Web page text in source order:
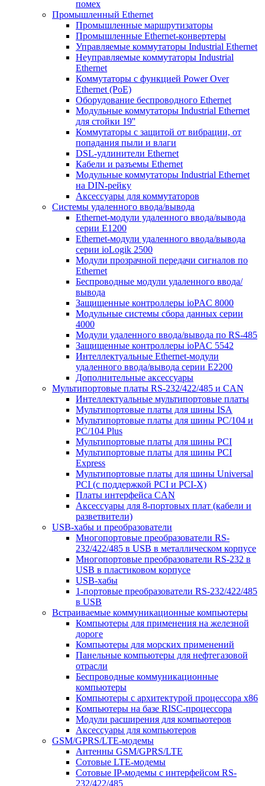
помех
Промышленный Ethernet
Промышленные маршрутизаторы
Промышленные Ethernet-конвертеры
Управляемые коммутаторы Industrial Ethernet
Неуправляемые коммутаторы Industrial
Ethernet
Коммутаторы с функцией Power Over
Ethernet (PoE)
Оборудование беспроводного Ethernet
Модульные коммутаторы Industrial Ethernet
для стойки 19''
Коммутаторы с защитой от вибрации, от
попадания пыли и влаги
DSL-удлинители Ethernet
Кабели и разъемы Ethernet
Модульные коммутаторы Industrial Ethernet
на DIN-рейку
Аксессуары для коммутаторов
Системы удаленного ввода/вывода
Ethernet-модули удаленного ввода/вывода
серии E1200
Ethernet-модули удаленного ввода/вывода
серии ioLogik 2500
Модули прозрачной передачи сигналов по
Ethernet
Беспроводные модули удаленного ввода/
вывода
Защищенные контроллеры ioPAC 8000
Модульные системы сбора данных серии
4000
Модули удаленного ввода/вывода по RS-485
Защищенные контроллеры ioPAC 5542
Интеллектуальные Ethernet-модули
удаленного ввода/вывода серии E2200
Дополнительные аксессуары
Мультипортовые платы RS-232/422/485 и CAN
Интеллектуальные мультипортовые платы
Мультипортовые платы для шины ISA
Мультипортовые платы для шины PC/104 и
PC/104 Plus
Мультипортовые платы для шины PCI
Мультипортовые платы для шины PCI
Express
Мультипортовые платы для шины Universal
PCI (с поддержкой PCI и PCI-X)
Платы интерфейса CAN
Аксессуары для 8-портовых плат (кабели и
разветвители)
USB-хабы и преобразователи
Многопортовые преобразователи RS-
232/422/485 в USB в металлическом корпусе
Многопортовые преобразователи RS-232 в
USB в пластиковом корпусе
USB-хабы
1-портовые преобразователи RS-232/422/485
в USB
Встраиваемые коммуникационные компьютеры
Компьютеры для применения на железной
дороге
Компьютеры для морских применений
Панельные компьютеры для нефтегазовой
отрасли
Беспроводные коммуникационные
компьютеры
Компьютеры с архитектурой процессора x86
Компьютеры на базе RISC-процессора
Модули расширения для компьютеров
Аксессуары для компьютеров
GSM/GPRS/LTE-модемы
Антенны GSM/GPRS/LTE
Сотовые LTE-модемы
Сотовые IP-модемы с интерфейсом RS-
232/422/485